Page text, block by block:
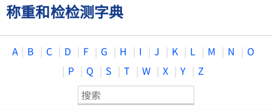
称重和检检测字典
A B C D F G H I J K L M N
O
P
Q S T W X Y Z